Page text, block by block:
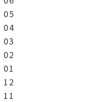
05
04
03
02
01
12
11